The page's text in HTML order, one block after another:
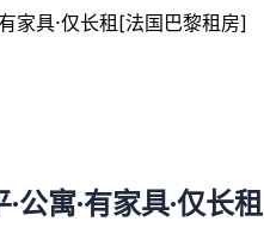
寓·有家具·仅长租